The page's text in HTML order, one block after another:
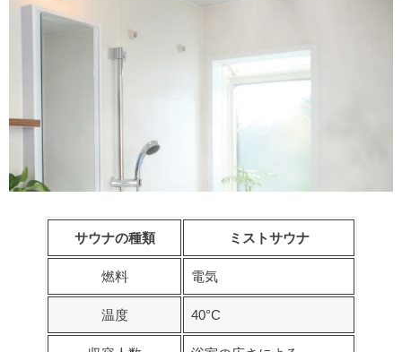
サウナの種類 ミストサウナ
燃料 電気
温度 40°C